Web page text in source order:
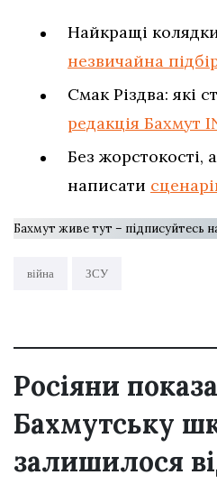
Найкращі
незвичайна
Смак Різдва: які
редакція Бахмут
Без жорстокості,
написати
Бахмут живе тут – підписуйтесь
війна ЗСУ
Росіяни
Бахмутську
залишилося